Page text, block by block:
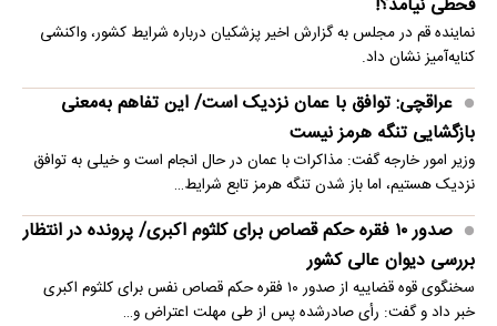
نماینده قم در مجلس به گزارش اخیر پزشکیان درباره شرایط کشور، واکنشی
کنایه‌آمیز نشان داد.
عراقچی: توافق با عمان نزدیک است/ این تفاهم به‌معنی
بازگشایی تنگه هرمز نیست
وزیر امور خارجه گفت: مذاکرات با عمان در حال انجام است و خیلی به توافق
نزدیک هستیم، اما باز شدن تنگه هرمز تابع شرایط…
صدور ۱۰ فقره حکم قصاص برای کلثوم اکبری/ پرونده در انتظار
بررسی دیوان عالی کشور
سخنگوی قوه قضاییه از صدور ۱۰ فقره حکم قصاص نفس برای کلثوم اکبری
خبر داد و گفت: رأی صادرشده پس از طی مهلت اعتراض و…